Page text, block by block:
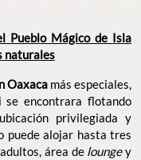
Pueblo Mágico de Isla
naturales
Oaxacamás especiales,
se encontrara flotando
privilegiada y
puede alojar hasta tres
área de loungey